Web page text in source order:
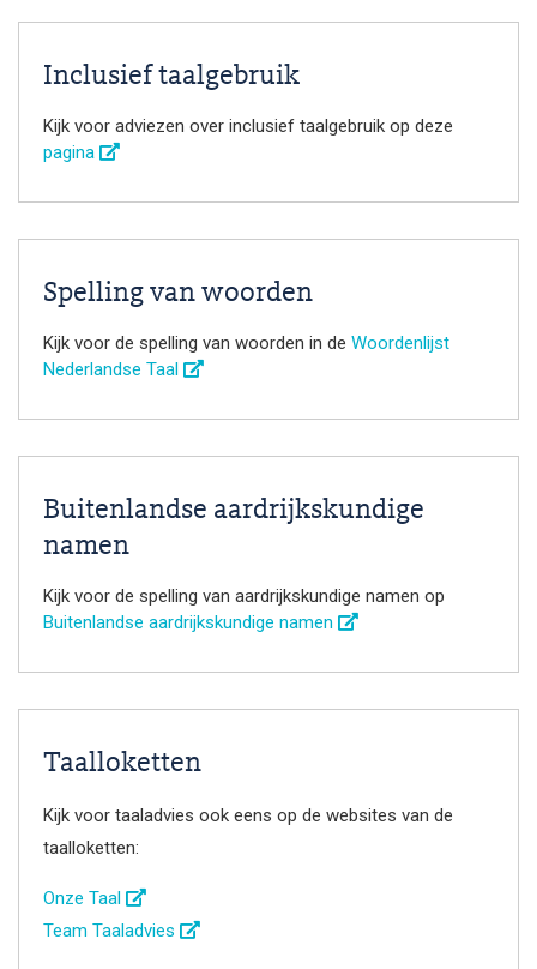
Inclusief taalgebruik
Kijk voor adviezen over inclusief taalgebruik op deze
pagina
Spelling van woorden
Kijk voor de spelling van woorden in de Woordenlijst
Nederlandse Taal
Buitenlandse aardrijkskundige
namen
Kijk voor de spelling van aardrijkskundige namen op
Buitenlandse aardrijkskundige namen
Taalloketten
Kijk voor taaladvies ook eens op de websites van de
taalloketten:
Onze Taal
Team Taaladvies